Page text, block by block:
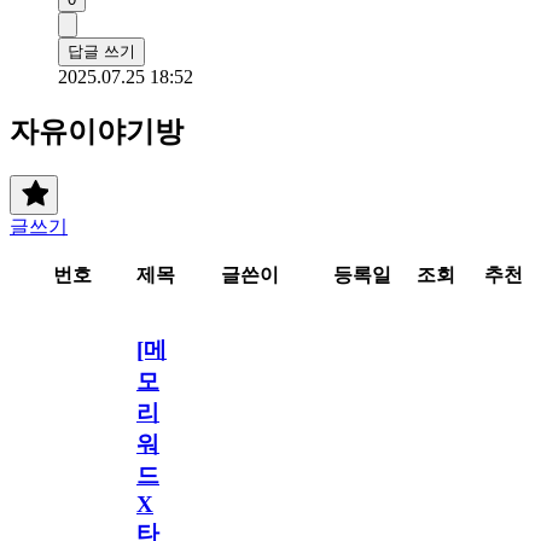
답글 쓰기
2025.07.25 18:52
자유이야기방
글쓰기
번호 제목 글쓴이 등록일 조회 추천
[메
모
리
워
드
X
타